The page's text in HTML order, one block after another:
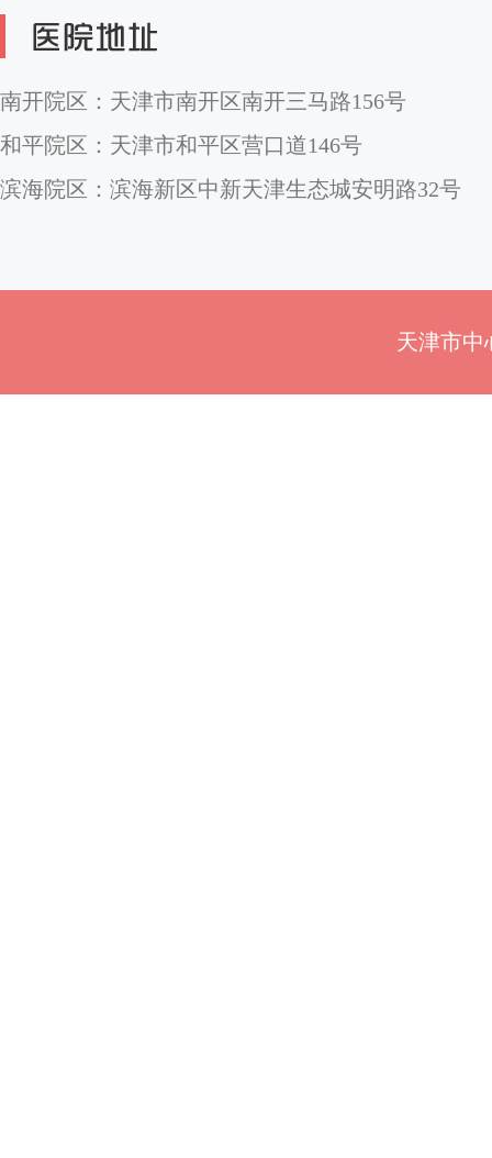
南开院区：天津市南开区南开三马路156号
和平院区：天津市和平区营口道146号
滨海院区：滨海新区中新天津生态城安明路32号
天津市中